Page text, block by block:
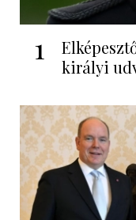
1
királyi